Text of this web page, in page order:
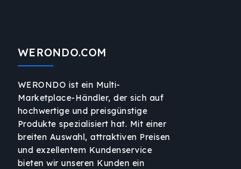
WERONDO.COM
WERONDO ist ein Multi-
Marketplace-Händler, der sich auf
hochwertige und preisgünstige
Produkte spezialisiert hat. Mit einer
breiten Auswahl, attraktiven Preisen
und exzellentem Kundenservice
bieten wir unseren Kunden ein